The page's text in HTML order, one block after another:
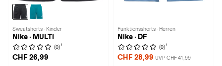
Sweatshorts · Kinder
Nike · MULTI
(0) 1
CHF 26,99
Funktionsshorts · Herren
Nike · DF
(0) 1
CHF 28,99 UVP CHF 41,99